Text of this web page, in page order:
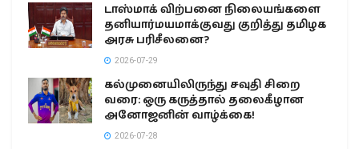
டாஸ்மாக் விற்பனை நிலையங்களை
தனியார்மயமாக்குவது குறித்து தமிழக
அரசு பரிசீலனை?
2026-07-29
கல்முனையிலிருந்து சவுதி சிறை
வரை: ஒரு கருத்தால் தலைகீழான
அனோஜனின் வாழ்க்கை!
2026-07-28